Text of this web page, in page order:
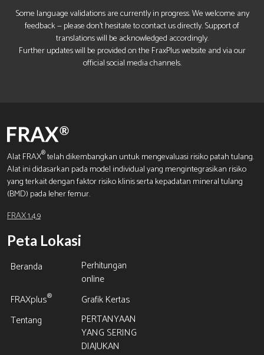
Some language validations are currently in progress. We welcome any
feedback — please don’t hesitate to contact us directly. Support of
translations will be acknowledged accordingly.
Further updates will be provided on the FraxPlus website and via our
official social media channels.
Alat FRAX®telah dikembangkan untuk mengevaluasi risiko patah tulang.
Alat ini didasarkan pada model individual yang mengintegrasikan risiko
yang terkait dengan faktor risiko klinis serta kepadatan mineral tulang
(BMD) pada leher femur.
FRAX 1.4.9
Peta Lokasi
Beranda
Perhitungan
online
FRAXplus®
Grafik Kertas
Tentang
PERTANYAAN
YANG SERING
DIAJUKAN